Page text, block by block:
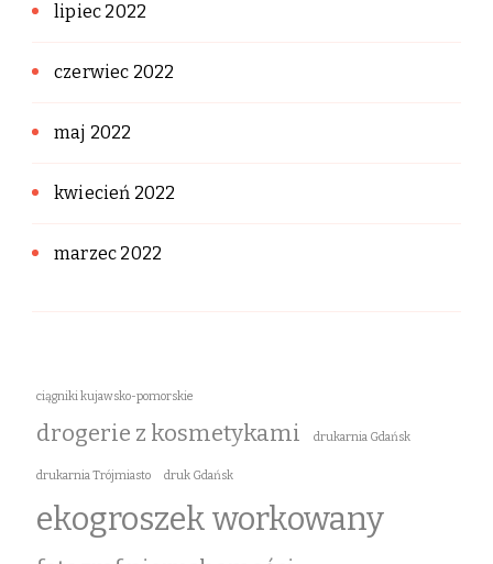
lipiec 2022
czerwiec 2022
maj 2022
kwiecień 2022
marzec 2022
ciągniki kujawsko-pomorskie
drogerie z kosmetykami drukarnia Gdańsk
drukarnia Trójmiasto druk Gdańsk
ekogroszek workowany